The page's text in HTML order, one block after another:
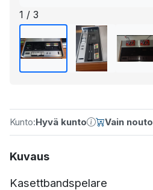
1 / 3
Kunto:Hyvä kunto Vain nouto
Kuvaus
Kasettbandspelare